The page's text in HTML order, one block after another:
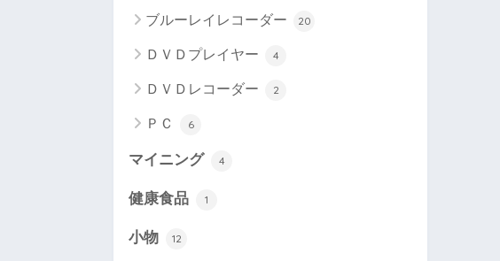
ブルーレイレコーダー 20
ＤＶＤプレイヤー 4
ＤＶＤレコーダー 2
ＰＣ 6
マイニング 4
健康食品 1
小物 12